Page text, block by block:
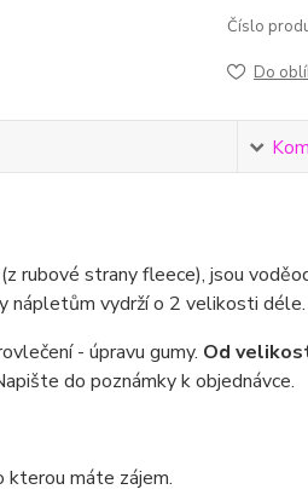
Číslo
Do
rubové strany fleece), jsou
nápletům vydrží o 2 velikosti déle.
- úpravu gumy. Od
do poznámky k objednávce.
kterou máte zájem.